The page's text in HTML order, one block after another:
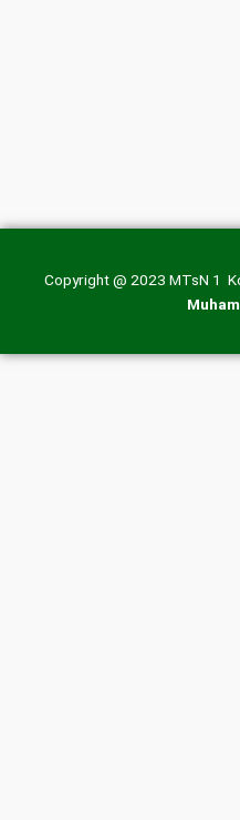
Copyright @ 2023 MTsN 1